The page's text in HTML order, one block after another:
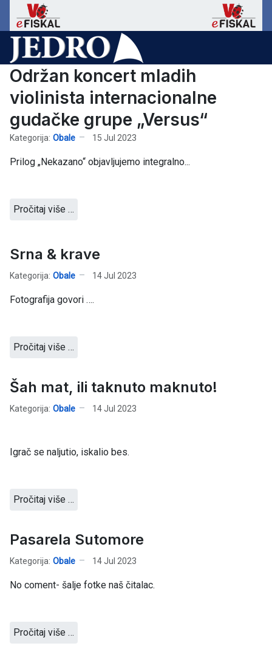
Održan koncert mladih
violinista internacionalne
gudačke grupe „Versus“
Kategorija: Obale 15 Jul 2023
Prilog „Nekazano“ objavljujemo integralno...
Pročitaj više …
Srna & krave
Kategorija: Obale 14 Jul 2023
Fotografija govori ….
Pročitaj više …
Šah mat, ili taknuto maknuto!
Kategorija: Obale 14 Jul 2023
Igrač se naljutio, iskalio bes.
Pročitaj više …
Pasarela Sutomore
Kategorija: Obale 14 Jul 2023
No coment- šalje fotke naš čitalac.
Pročitaj više …